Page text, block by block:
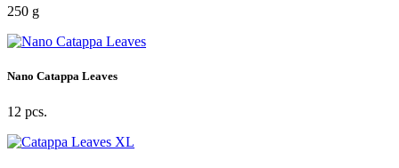
250 g
Nano Catappa Leaves
12 pcs.